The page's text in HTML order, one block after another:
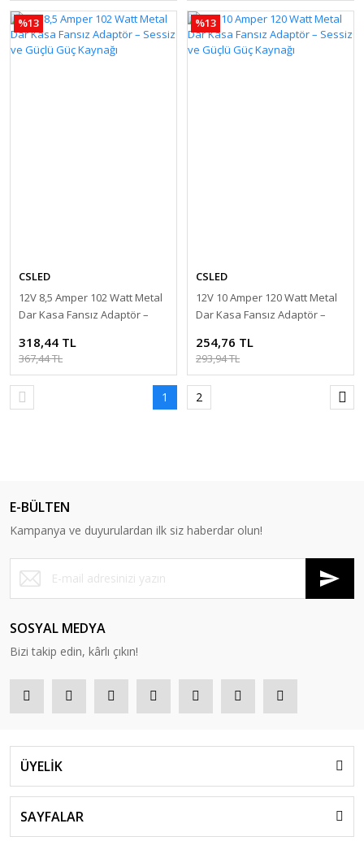
%13
CSLED
12V 8,5 Amper 102 Watt Metal
Dar Kasa Fansız Adaptör –
318,44 TL
367,44 TL
%13
CSLED
12V 10 Amper 120 Watt Metal
Dar Kasa Fansız Adaptör –
254,76 TL
293,94 TL
1 2
E-BÜLTEN
Kampanya ve duyurulardan ilk siz haberdar olun!
SOSYAL MEDYA
Bizi takip edin, kârlı çıkın!
ÜYELİK
SAYFALAR